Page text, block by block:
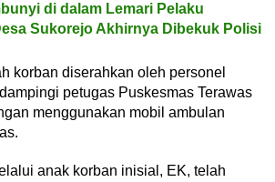
di dalam Lemari Pelaku
Sukorejo Akhirnya Dibekuk Polisi
korban diserahkan oleh personel
petugas Puskesmas Terawas
menggunakan mobil ambulan
anak korban inisial, EK, telah